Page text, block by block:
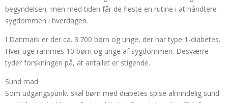
begyndelsen, men med tiden får de fleste en rutine i at håndtere
sygdommen i hverdagen.
I Danmark er der ca. 3.700 børn og unge, der har type 1-diabetes.
Hver uge rammes 10 børn og unge af sygdommen. Desværre
tyder forskningen på, at antallet er stigende.
Sund mad
Som udgangspunkt skal børn med diabetes spise almindelig sund